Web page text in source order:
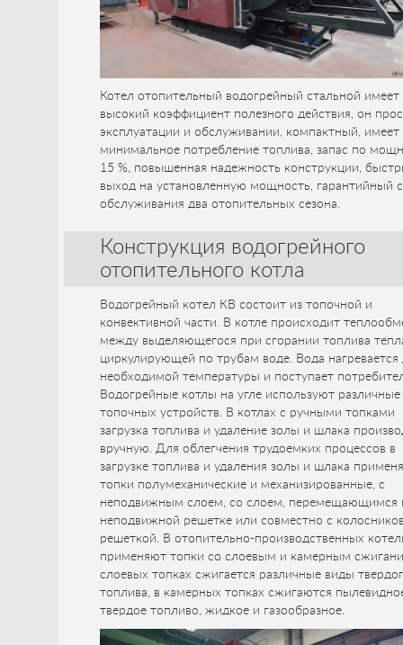
Котел отопительный водогрейный стальной имеет
высокий коэффициент полезного действия, он
эксплуатации и обслуживании, компактный, имеет
минимальное потребление топлива, запас по
15 %, повышенная надежность конструкции,
выход на установленную мощность, гарантийный
обслуживания два отопительных сезона.
Конструкция водогрейного
отопительного котла
Водогрейный котел КВ состоит из топочной и
конвективной части. В котле происходит
между выделяющегося при сгорании топлива
циркулирующей по трубам воде. Вода нагревается
необходимой температуры и поступает
Водогрейные котлы на угле используют
топочных устройств. В котлах с ручными топками
загрузка топлива и удаление золы и шлака
вручную. Для облегчения трудоемких процессов в
загрузке топлива и удаления золы и шлака
топки полумеханические и механизированные, с
неподвижным слоем, со слоем, перемещающимся
неподвижной решетке или совместно с
решеткой. В отопительно-производственных
применяют топки со слоевым и камерным
слоевых топках сжигается различные виды
топлива, в камерных топках сжигаются
твердое топливо, жидкое и газообразное.